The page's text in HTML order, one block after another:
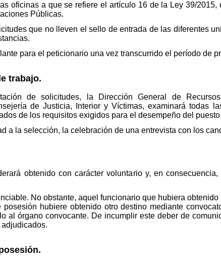
oficinas a que se refiere el artículo 16 de la Ley 39/
Públicas.
que no lleven el sello de entrada de las diferentes
para el peticionario una vez transcurrido el período de
trabajo.
de solicitudes, la Dirección General de
de Justicia, Interior y Víctimas, examinará todas
de los requisitos exigidos para el desempeño del puesto.
a la selección, la celebración de una entrevista con los
obtenido con carácter voluntario y, en
No obstante, aquel funcionario que hubiera
hubiere obtenido otro destino mediante
al órgano convocante. De incumplir este deber de